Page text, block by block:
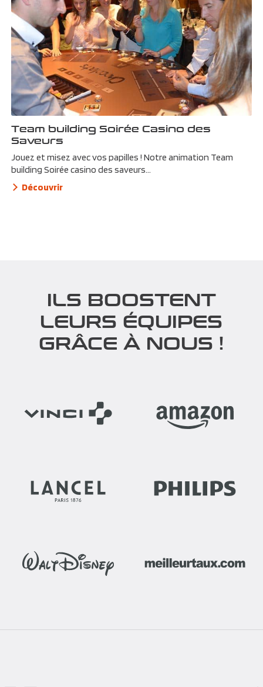
Team building Soirée Casino des
Saveurs
Jouez et misez avec vos papilles ! Notre animation Team
building Soirée casino des saveurs...
Découvrir
ILS BOOSTENT
LEURS ÉQUIPES
GRÂCE À NOUS !